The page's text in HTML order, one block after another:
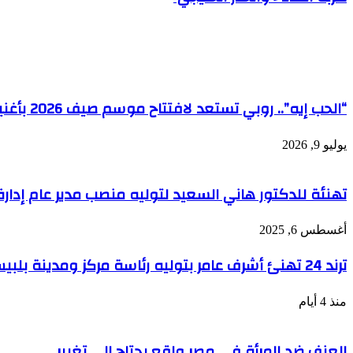
“الحب إيه”.. روبي تستعد لافتتاح موسم صيف 2026 بأغنية جديدة
يوليو 9, 2026
تهنئة للدكتور هاني السعيد لتوليه منصب مدير عام
أغسطس 6, 2025
ترند 24 تهنئ أشرف عامر بتوليه رئاسة مركز ومدينة بلبيس
منذ 4 أيام